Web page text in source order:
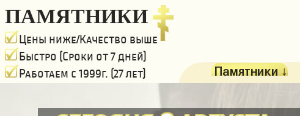
ПАМЯТНИКИ
Цены ниже/Качество выше
Быстро (Сроки от 7 дней)
Работаем с 1999г. (27 лет)
Памятники ↓